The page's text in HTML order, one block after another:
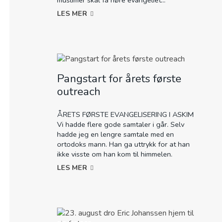
LES MER
Pangstart for årets første
outreach
ÅRETS FØRSTE EVANGELISERING I ASKIM
Vi hadde flere gode samtaler i går. Selv
hadde jeg en lengre samtale med en
ortodoks mann. Han ga uttrykk for at han
ikke visste om han kom til himmelen.
LES MER